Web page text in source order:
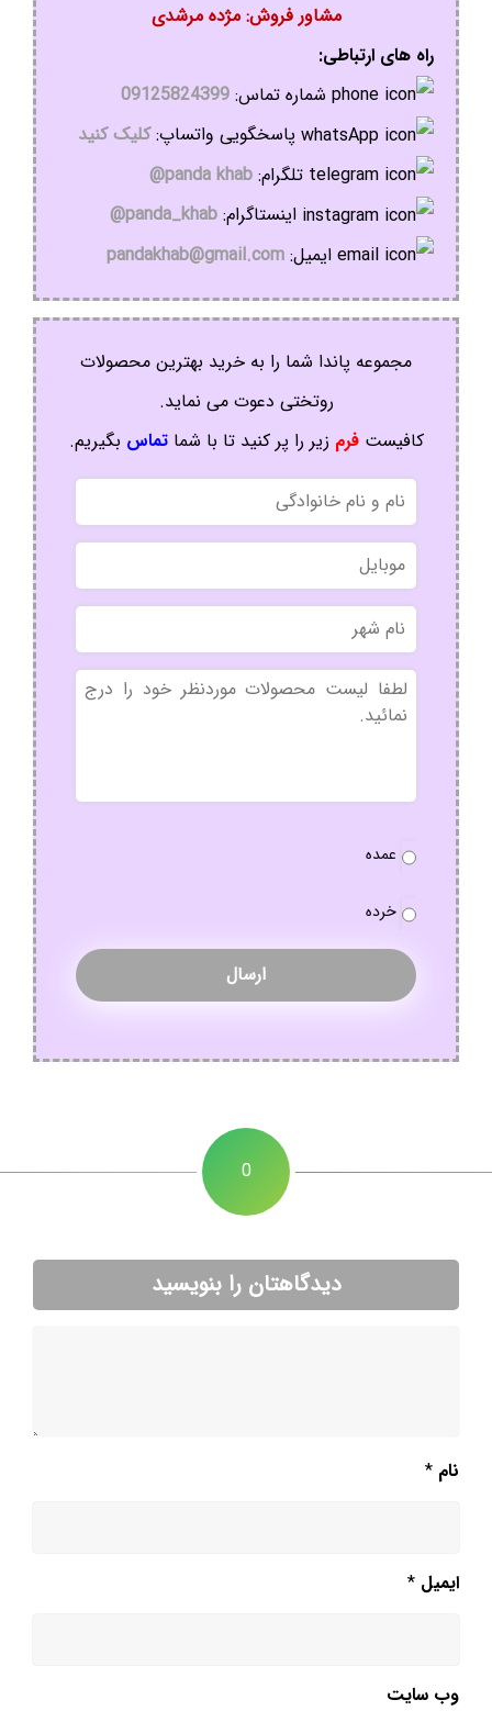
مشاور فروش: مژده مرشدی
راه های ارتباطی:
شماره تماس: 09125824399
پاسخگویی واتساپ:کلیک کنید
تلگرام: panda khab@
اینستاگرام: panda_khab@
ایمیل: pandakhab@gmail.com
مجموعه پاندا شما را به خرید بهترین محصولات
روتختی دعوت می نماید.
کافیستفرم زیر را پر کنید تا با شماتماس بگیریم.
نام
و
نام
خانوادگی
موبایل
نام
شهر
بدون
عنوان
نوع
عمده
خرده
0
دیدگاهتان را بنویسید
نام *
ایمیل *
وب‌ سایت